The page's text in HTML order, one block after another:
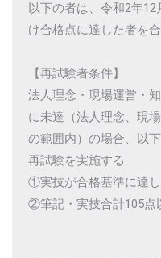
以下の者は、令和2年
け合格点に達した者を合
【再試験者条件】
法人理念・現場運営・
に未達（法人理念、現
の範囲内）の場合、以
再試験を実施する
①実技が合格基準に達
②筆記・実技合計105点